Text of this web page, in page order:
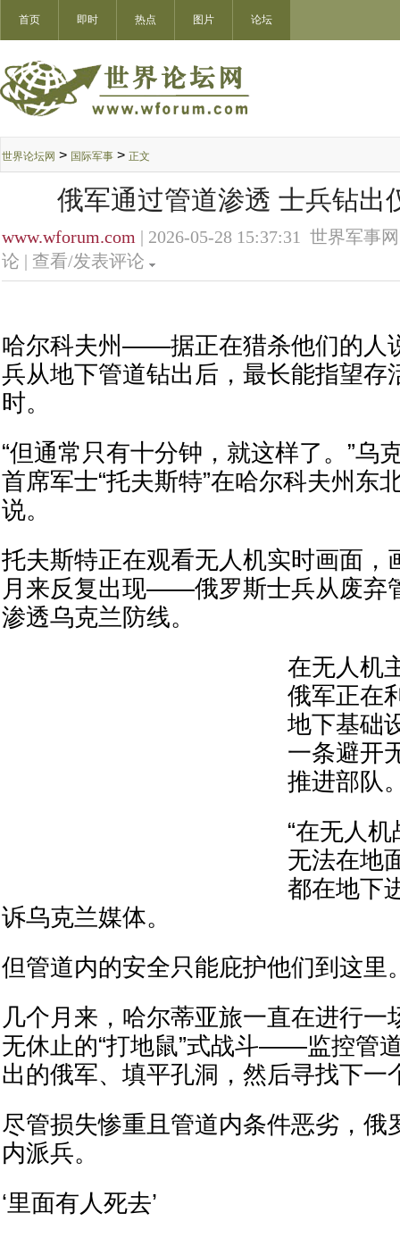
首页 即时 热点 图片 论坛
世界论坛网 > 国际军事 > 正文
俄军通过管道渗透 士兵钻出
www.wforum.com | 2026-05-28 15:37:31 世界军事
论 | 查看/发表评论
哈尔科夫州——据正在猎杀他们的人
兵从地下管道钻出后，最长能指望存
时。
“但通常只有十分钟，就这样了。”乌
首席军士“托夫斯特”在哈尔科夫州东
说。
托夫斯特正在观看无人机实时画面，
月来反复出现——俄罗斯士兵从废弃
渗透乌克兰防线。
在无人机
俄军正在
地下基础
一条避开
推进部队
“在无人
无法在地
都在地下
诉乌克兰媒体。
但管道内的安全只能庇护他们到这里
几个月来，哈尔蒂亚旅一直在进行一
无休止的“打地鼠”式战斗——监控管
出的俄军、填平孔洞，然后寻找下一
尽管损失惨重且管道内条件恶劣，俄
内派兵。
‘里面有人死去’